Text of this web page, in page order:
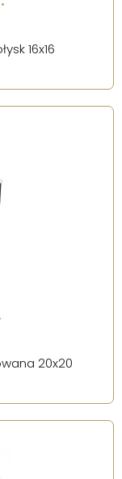
16x16
20x20